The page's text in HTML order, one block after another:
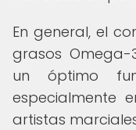
En general, el
grasos
un óptimo
especialmente
artistas